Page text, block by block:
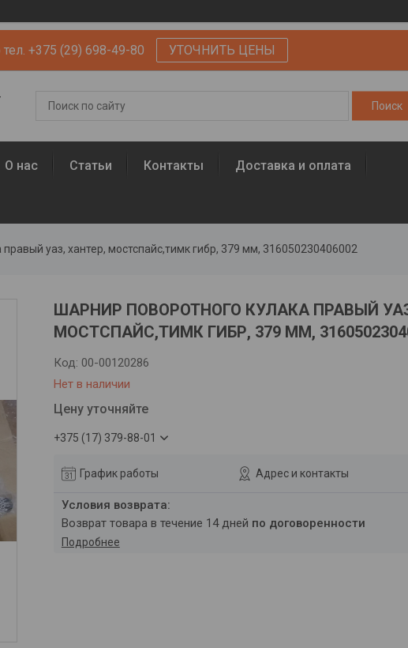
+375 (29) 698-49-80 УТОЧНИТЬ ЦЕНЫ
О нас Статьи Контакты Доставка и оплата
правый уаз, хантер, мостспайс,тимк гибр, 379 мм, 316050230406002
ШАРНИР ПОВОРОТНОГО КУЛАКА ПРАВЫЙ
МОСТСПАЙС,ТИМК ГИБР, 379 ММ,
Нет в наличии
Код: 00-00120286
Цену уточняйте
+375 (17) 379-88-01
График работы Адрес и контакты
возврат товара в течение 14 дней по договоренности
Подробнее